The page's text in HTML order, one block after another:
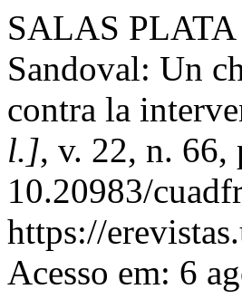
SALAS
Sandoval: Un
contra la
l.], v. 22, n.
10.20983/
https://
Acesso em: 6